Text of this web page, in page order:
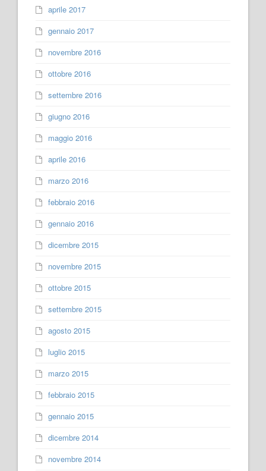
aprile 2017
gennaio 2017
novembre 2016
ottobre 2016
settembre 2016
giugno 2016
maggio 2016
aprile 2016
marzo 2016
febbraio 2016
gennaio 2016
dicembre 2015
novembre 2015
ottobre 2015
settembre 2015
agosto 2015
luglio 2015
marzo 2015
febbraio 2015
gennaio 2015
dicembre 2014
novembre 2014